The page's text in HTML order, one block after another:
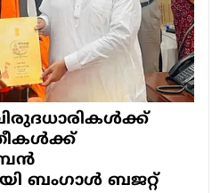
ബംഗാള്‍ ബജറ്റ്